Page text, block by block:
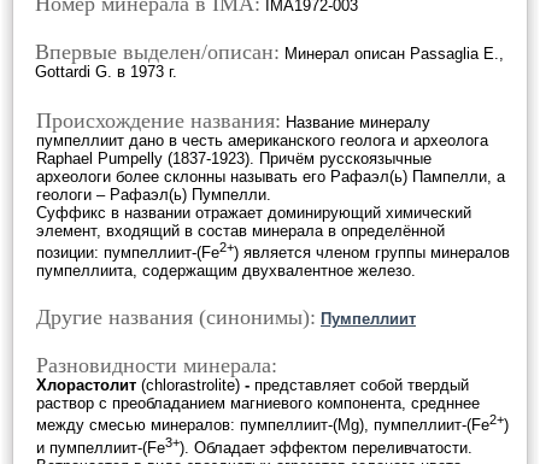
IMA1972-003
Впервые выделен/описан: Минерал описан Passaglia E.,
Gottardi G. в 1973 г.
Происхождение названия: Название минералу
пумпеллиит дано в честь американского геолога и археолога
Raphael Pumpelly (1837-1923). Причём русскоязычные
археологи более склонны называть его Рафаэл(ь) Пампелли, а
геологи – Рафаэл(ь) Пумпелли.
Суффикс в названии отражает доминирующий химический
элемент, входящий в состав минерала в определённой
позиции: пумпеллиит-(Fe2+) является членом группы минералов
пумпеллиита, содержащим двухвалентное железо.
Другие названия (синонимы): Пумпеллиит
Разновидности минерала:
Хлорастолит (chlorastrolite) - представляет собой твердый
раствор с преобладанием магниевого компонента, средннее
между смесью минералов: пумпеллиит-(Mg), пумпеллиит-(Fe2+)
и пумпеллиит-(Fe3+). Обладает эффектом переливчатости.